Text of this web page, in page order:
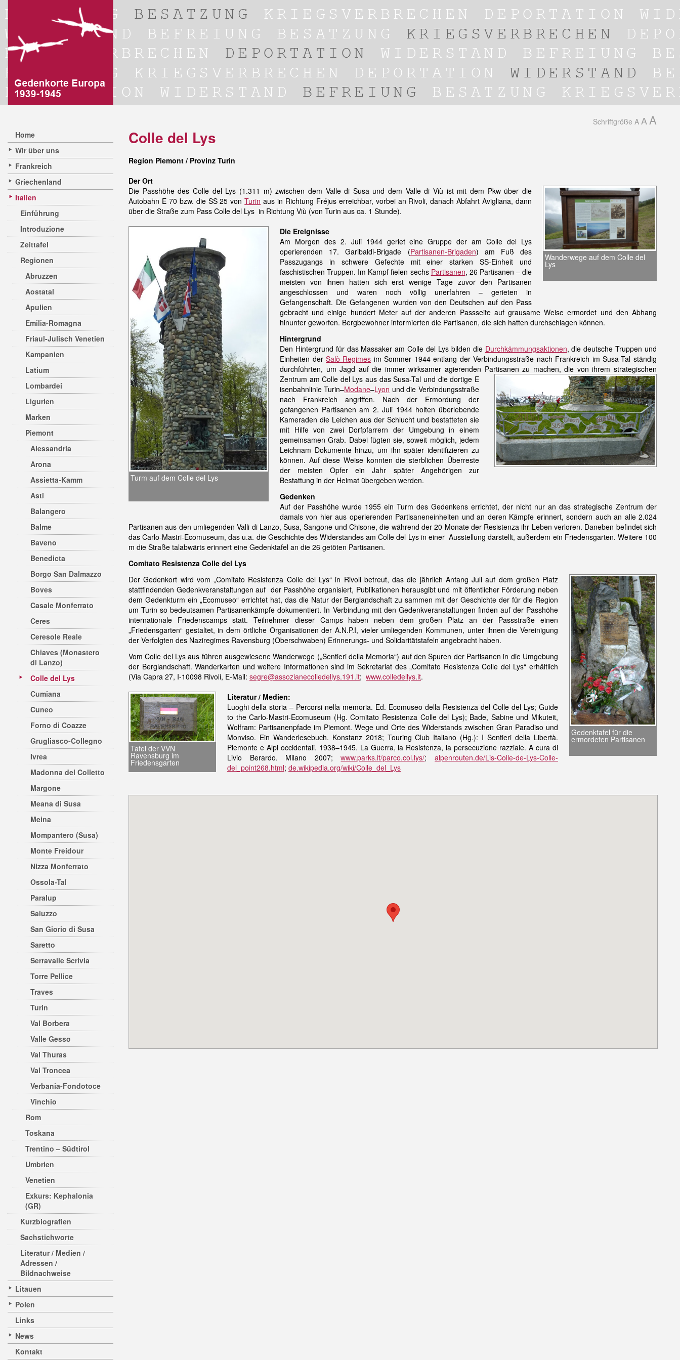
Home
Wir über uns
Frankreich
Griechenland
Italien
Einführung
Introduzione
Zeittafel
Regionen
Abruzzen
Aostatal
Apulien
Emilia-Romagna
Friaul-Julisch Venetien
Kampanien
Latium
Lombardei
Ligurien
Marken
Piemont
Alessandria
Arona
Assietta-Kamm
Asti
Balangero
Balme
Baveno
Benedicta
Borgo San Dalmazzo
Boves
Casale Monferrato
Ceres
Ceresole Reale
Chiaves (Monastero
di Lanzo)
Colle del Lys
Cumiana
Cuneo
Forno di Coazze
Grugliasco-Collegno
Ivrea
Madonna del Colletto
Margone
Meana di Susa
Meina
Mompantero (Susa)
Monte Freidour
Nizza Monferrato
Ossola-Tal
Paralup
Saluzzo
San Giorio di Susa
Saretto
Serravalle Scrivia
Torre Pellice
Traves
Turin
Val Borbera
Valle Gesso
Val Thuras
Val Troncea
Verbania-Fondotoce
Vinchio
Rom
Toskana
Trentino – Südtirol
Umbrien
Venetien
Exkurs: Kephalonia
(GR)
Kurzbiografien
Sachstichworte
Literatur / Medien /
Adressen /
Bildnachweise
Litauen
Polen
Links
News
Kontakt
Schriftgröße A A A
Colle del Lys
Region Piemont / Provinz Turin
Der Ort
Wanderwege auf dem Colle del
Lys
Die Passhöhe des Colle del Lys (1.311 m) zwischen dem Valle di Susa und dem Valle di Viù ist mit dem Pkw über die
Autobahn E 70 bzw. die SS 25 vonTurin aus in Richtung Fréjus erreichbar, vorbei an Rivoli, danach Abfahrt Avigliana, dann
über die Straße zum Pass Colle del Lys in Richtung Viù (von Turin aus ca. 1 Stunde).
Turm auf dem Colle del Lys
Die Ereignisse
Am Morgen des 2. Juli 1944 geriet eine Gruppe der am Colle del Lys
operierenden 17. Garibaldi-Brigade (Partisanen-Brigaden) am Fuß des
Passzugangs in schwere Gefechte mit einer starken SS-Einheit und
faschistischen Truppen. Im Kampf fielen sechs Partisanen, 26 Partisanen – die
meisten von ihnen hatten sich erst wenige Tage zuvor den Partisanen
angeschlossen und waren noch völlig unerfahren – gerieten in
Gefangenschaft. Die Gefangenen wurden von den Deutschen auf den Pass
gebracht und einige hundert Meter auf der anderen Passseite auf grausame Weise ermordet und den Abhang
hinunter geworfen. Bergbewohner informierten die Partisanen, die sich hatten durchschlagen können.
Hintergrund
Den Hintergrund für das Massaker am Colle del Lys bilden die Durchkämmungsaktionen, die deutsche Truppen und
Einheiten derSalò-Regimes im Sommer 1944 entlang der Verbindungsstraße nach Frankreich im Susa-Tal ständig
durchführten, um Jagd auf die immer wirksamer agierenden Partisanen zu machen, die von ihrem strategischen
Zentrum am Colle del Lys aus das Susa-Tal und die dortige E
isenbahnlinie Turin–Modane–Lyon und die Verbindungsstraße
nach Frankreich angriffen. Nach der Ermordung der
gefangenen Partisanen am 2. Juli 1944 holten überlebende
Kameraden die Leichen aus der Schlucht und bestatteten sie
mit Hilfe von zwei Dorfpfarrern der Umgebung in einem
gemeinsamen Grab. Dabei fügten sie, soweit möglich, jedem
Leichnam Dokumente hinzu, um ihn später identifizieren zu
können. Auf diese Weise konnten die sterblichen Überreste
der meisten Opfer ein Jahr später Angehörigen zur
Bestattung in der Heimat übergeben werden.
Gedenken
Auf der Passhöhe wurde 1955 ein Turm des Gedenkens errichtet, der nicht nur an das strategische Zentrum der
damals von hier aus operierenden Partisaneneinheiten und an deren Kämpfe erinnert, sondern auch an alle 2.024
Partisanen aus den umliegenden Valli di Lanzo, Susa, Sangone und Chisone, die während der 20 Monate der Resistenza ihr Leben verloren. Daneben befindet sich
das Carlo-Mastri-Ecomuseum, das u.a. die Geschichte des Widerstandes am Colle del Lys in einer Ausstellung darstellt, außerdem ein Friedensgarten. Weitere 100
m die Straße talabwärts erinnert eine Gedenktafel an die 26 getöten Partisanen.
Comitato Resistenza Colle del Lys
Gedenktafel für die
ermordeten Partisanen
Der Gedenkort wird vom „Comitato Resistenza Colle del Lys“ in Rivoli betreut, das die jährlich Anfang Juli auf dem großen Platz
stattfindenden Gedenkveranstaltungen auf der Passhöhe organisiert, Publikationen herausgibt und mit öffentlicher Förderung neben
dem Gedenkturm ein „Ecomuseo“ errichtet hat, das die Natur der Berglandschaft zu sammen mit der Geschichte der für die Region
um Turin so bedeutsamen Partisanenkämpfe dokumentiert. In Verbindung mit den Gedenkveranstaltungen finden auf der Passhöhe
internationale Friedenscamps statt. Teilnehmer dieser Camps haben neben dem großen Platz an der Passstraße einen
„Friedensgarten“ gestaltet, in dem örtliche Organisationen der A.N.P.I, vieler umliegenden Kommunen, unter ihnen die Vereinigung
der Verfolgten des Naziregimes Ravensburg (Oberschwaben) Erinnerungs- und Solidaritätstafeln angebracht haben.
Vom Colle del Lys aus führen ausgewiesene Wanderwege („Sentieri della Memoria“) auf den Spuren der Partisanen in die Umgebung
der Berglandschaft. Wanderkarten und weitere Informationen sind im Sekretariat des „Comitato Resistenza Colle del Lys“ erhältlich
(Via Capra 27, I-10098 Rivoli, E-Mail: segre@assozianecolledellys.191.it; www.colledellys.it.
Tafel der VVN
Ravensburg im
Friedensgarten
Literatur / Medien:
Luoghi della storia – Percorsi nella memoria. Ed. Ecomuseo della Resistenza del Colle del Lys; Guide
to the Carlo-Mastri-Ecomuseum (Hg. Comitato Resistenza Colle del Lys); Bade, Sabine und Mikuteit,
Wolfram: Partisanenpfade im Piemont. Wege und Orte des Widerstands zwischen Gran Paradiso und
Monviso. Ein Wanderlesebuch. Konstanz 2018; Touring Club Italiano (Hg.): I Sentieri della Libertà.
Piemonte e Alpi occidentali. 1938–1945. La Guerra, la Resistenza, la persecuzione razziale. A cura di
Livio Berardo. Milano 2007;www.parks.it/parco.col.lys/;
alpenrouten.de/Lis-Colle-de-Lys-Colle-
del_point268.html; de.wikipedia.org/wiki/Colle_del_Lys